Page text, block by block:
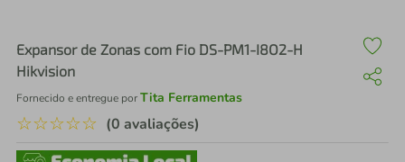
Expansor de Zonas com Fio DS-PM1-I8O2-H
Hikvision
Fornecido e entregue porTita Ferramentas
☆☆☆☆☆ (0 avaliações)